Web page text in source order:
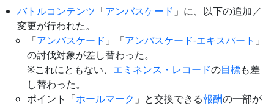
バトルコンテンツ 「アンバスケード 」に、以下の追加／
変更が行われた。
「アンバスケード 」「アンバスケード-エキスパート 」
の討伐対象が差し替わった。
※これにともない、 エミネンス・レコードの目標も差
し替わった。
ポイント「ホールマーク 」と交換できる報酬の一部が